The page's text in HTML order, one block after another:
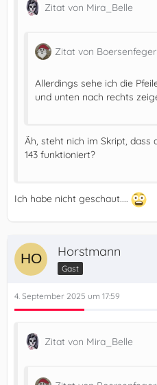
Zitat von Mira_Belle
Zitat von Boersenfeger
Allerdings sehe ich die
und unten nach rechts
Äh, steht nich im Skript, dass
143 funktioniert?
Ich habe nicht geschaut....
Horstmann
Gast
4. September 2025 um 17:59
Zitat von Mira_Belle